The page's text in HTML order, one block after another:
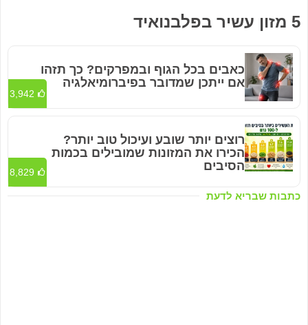
5 מזון עשיר בפלבנואיד
כתבות שבריא לדעת
כאבים בכל הגוף ובמפרקים? כך תזהו
אם ייתכן שמדובר בפיברומיאלגיה
3,942
רוצים יותר שובע ועיכול טוב יותר?
הכירו את המזונות שמובילים בכמות
הסיבים
8,829